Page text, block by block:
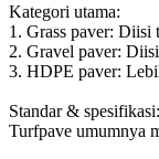
Kategori utama:
1. Grass paver: Diisi
2. Gravel paver:
3. HDPE paver:
Standar & spesifikasi:
Turfpave umumnya